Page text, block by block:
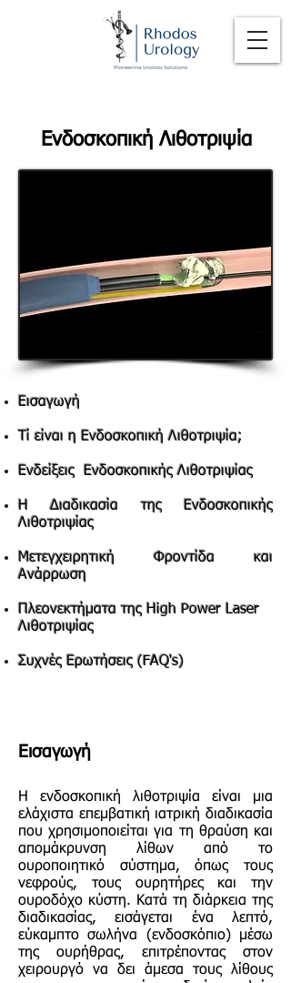
Ενδοσκοπική Λιθοτριψία
Εισαγωγή
Τί είναι η Ενδοσκοπική Λιθοτριψία;
Ενδείξεις Ενδοσκοπικής Λιθοτριψίας
Η Διαδικασία της Ενδοσκοπικής
Λιθοτριψίας
Μετεγχειρητική Φροντίδα και
Ανάρρωση
Πλεονεκτήματα της High Power Laser
Λιθοτριψίας
Συχνές Ερωτήσεις (FAQ's)
Εισαγωγή
Η ενδοσκοπική λιθοτριψία είναι μια
ελάχιστα επεμβατική ιατρική διαδικασία
που χρησιμοποιείται για τη θραύση και
απομάκρυνση λίθων από το
ουροποιητικό σύστημα, όπως τους
νεφρούς, τους ουρητήρες και την
ουροδόχο κύστη. Κατά τη διάρκεια της
διαδικασίας, εισάγεται ένα λεπτό,
εύκαμπτο σωλήνα (ενδοσκόπιο) μέσω
της ουρήθρας, επιτρέποντας στον
χειρουργό να δει άμεσα τους λίθους